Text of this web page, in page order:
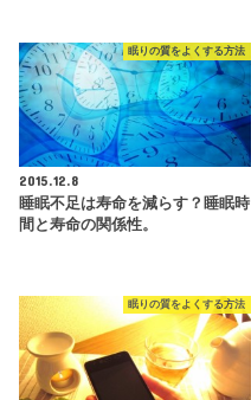
眠りの質をよくする方法
2015.12.8
睡眠不足は寿命を減らす？睡眠時
間と寿命の関係性。
眠りの質をよくする方法